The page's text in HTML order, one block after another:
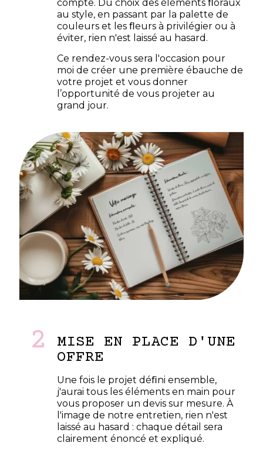
compte. Du choix des éléments ﬂoraux
au style, en passant par la palette de
couleurs et les ﬂeurs à privilégier ou à
éviter, rien n'est laissé au hasard.
Ce rendez-vous sera l'occasion pour
moi de créer une première ébauche de
votre projet et vous donner
l’opportunité de vous projeter au
grand jour.
2
MISE EN PLACE D'UNE
OFFRE
Une fois le projet déﬁni ensemble,
j'aurai tous les éléments en main pour
vous proposer un devis sur mesure. À
l'image de notre entretien, rien n'est
laissé au hasard : chaque détail sera
clairement énoncé et expliqué.